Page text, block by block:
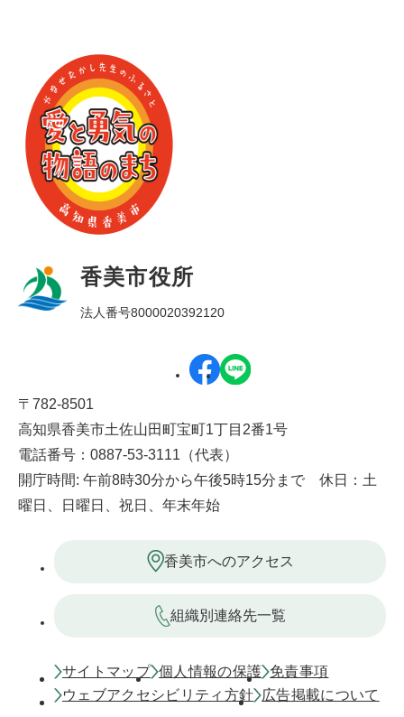
香美市役所
法人番号8000020392120
〒782-8501
高知県香美市土佐山田町宝町1丁目2番1号
電話番号：0887-53-3111（代表）
開庁時間: 午前8時30分から午後5時15分まで 休日：土
曜日、日曜日、祝日、年末年始
香美市へのアクセス
組織別連絡先一覧
サイトマップ 個人情報の保護 免責事項
ウェブアクセシビリティ方針
広告掲載について